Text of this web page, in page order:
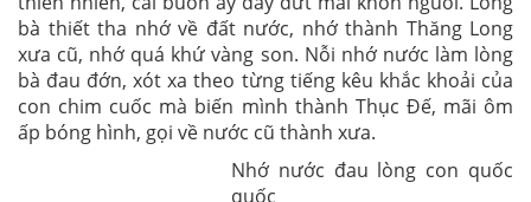
bà thiết tha nhớ về đất nước, nhớ thành Thăng Long
xưa cũ, nhớ quá khứ vàng son. Nỗi nhớ nước làm lòng
bà đau đớn, xót xa theo từng tiếng kêu khắc khoải của
con chim cuốc mà biến mình thành Thục Đế, mãi ôm
ấp bóng hình, gọi về nước cũ thành xưa.
Nhớ nước đau lòng con quốc
quốc